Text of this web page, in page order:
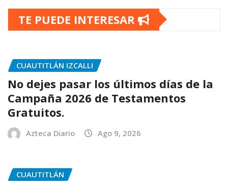
TE PUEDE INTERESAR
CUAUTITLÁN IZCALLI
No dejes pasar los últimos días de la
Campaña 2026 de Testamentos
Gratuitos.
Azteca Diario Ago 9, 2026
CUAUTITLÁN